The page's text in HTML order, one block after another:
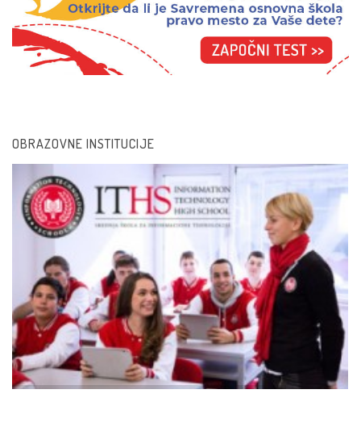
Podrška
Edu aplikacije
Interaktivna tabla i
Od korisnika do
OBRAZOVNE INSTITUCIJE